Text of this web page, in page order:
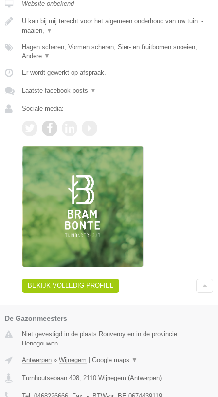
Website onbekend
U kan bij mij terecht voor het algemeen onderhoud van uw tuin: -
maaien, ▼
Hagen scheren, Vormen scheren, Sier- en fruitbomen snoeien,
Andere ▼
Er wordt gewerkt op afspraak.
Laatste facebook posts ▼
Sociale media:
BEKIJK VOLLEDIG PROFIEL
De Gazonmeesters
Niet gevestigd in de plaats Rouveroy en in de provincie
Henegouwen.
Antwerpen » Wijnegem Google maps ▼
Turnhoutsebaan 408, 2110 Wijnegem (Antwerpen)